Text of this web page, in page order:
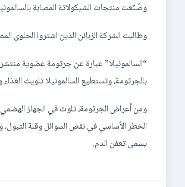
وصُنّعت منتجات الشيكولاتة المصابة
وطالبت الشركة الزبائن الذين اشتروا الحلوى
“السالمونيلا” عبارة عن جرثومة عضوية
بالجرثومة، وتستطيع السالمونيلا تلويث
ومن أعراض الجرثومة، تلوث في الجهاز
الخطر الأساسي في نقص السوائل وقلة
يسمى تعفن الدم.